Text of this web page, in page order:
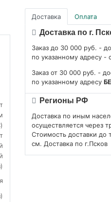
Доставка Оплата
Доставка по г.
Заказ до 30 000 руб. -
по указанному адресу -
Заказ от 30 000 руб. -
по указанному адресу
Регионы РФ
Доставка по иным
осуществляется через
Стоимость доставки до
см. Доставка по г.Псков